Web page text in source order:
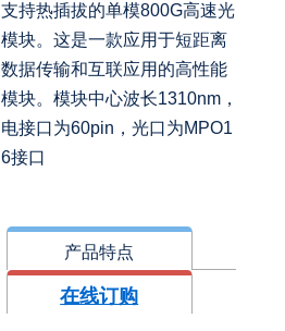
支持热插拔的单模800G高速光
模块。这是一款应用于短距离
数据传输和互联应用的高性能
模块。模块中心波长1310nm，
电接口为60pin，光口为MPO1
6接口
产品特点
在线订购